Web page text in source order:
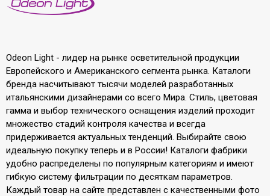
Odeon Light - лидер на рынке осветительной продукции
Европейского и Американского сегмента рынка. Каталоги
бренда насчитывают тысячи моделей разработанных
итальянскими дизайнерами со всего Мира. Стиль, цветовая
гамма и выбор технического оснащения изделий проходит
множество стадий контроля качества и всегда
придерживается актуальных тенденций. Выбирайте свою
идеальную покупку теперь и в России! Каталоги фабрики
удобно распределены по популярным категориям и имеют
гибкую систему фильтрации по десяткам параметров.
Каждый товар на сайте представлен с качественными фото